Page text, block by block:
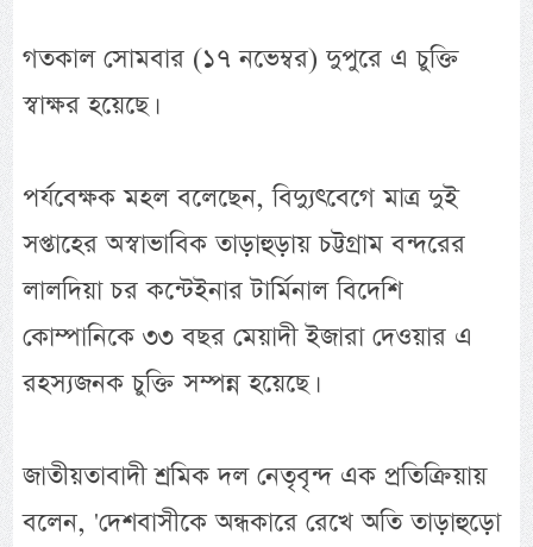
গতকাল সোমবার (১৭ নভেম্বর) দুপুরে এ চুক্তি
স্বাক্ষর হয়েছে।
পর্যবেক্ষক মহল বলেছেন, বিদ্যুৎবেগে মাত্র দুই
সপ্তাহের অস্বাভাবিক তাড়াহুড়ায় চট্টগ্রাম বন্দরের
লালদিয়া চর কন্টেইনার টার্মিনাল বিদেশি
কোম্পানিকে ৩৩ বছর মেয়াদী ইজারা দেওয়ার এ
রহস্যজনক চুক্তি সম্পন্ন হয়েছে।
জাতীয়তাবাদী শ্রমিক দল নেতৃবৃন্দ এক প্রতিক্রিয়ায়
বলেন, 'দেশবাসীকে অন্ধকারে রেখে অতি তাড়াহুড়ো